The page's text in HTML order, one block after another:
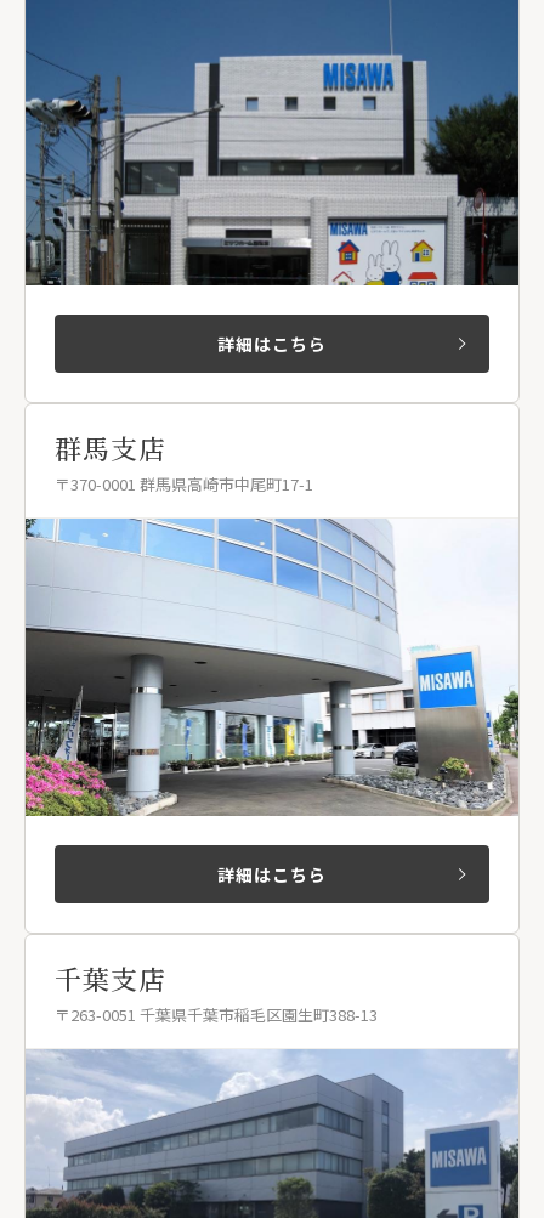
詳細はこちら
群馬支店
〒370-0001 群馬県高崎市中尾町17-1
詳細はこちら
千葉支店
〒263-0051 千葉県千葉市稲毛区園生町388-13